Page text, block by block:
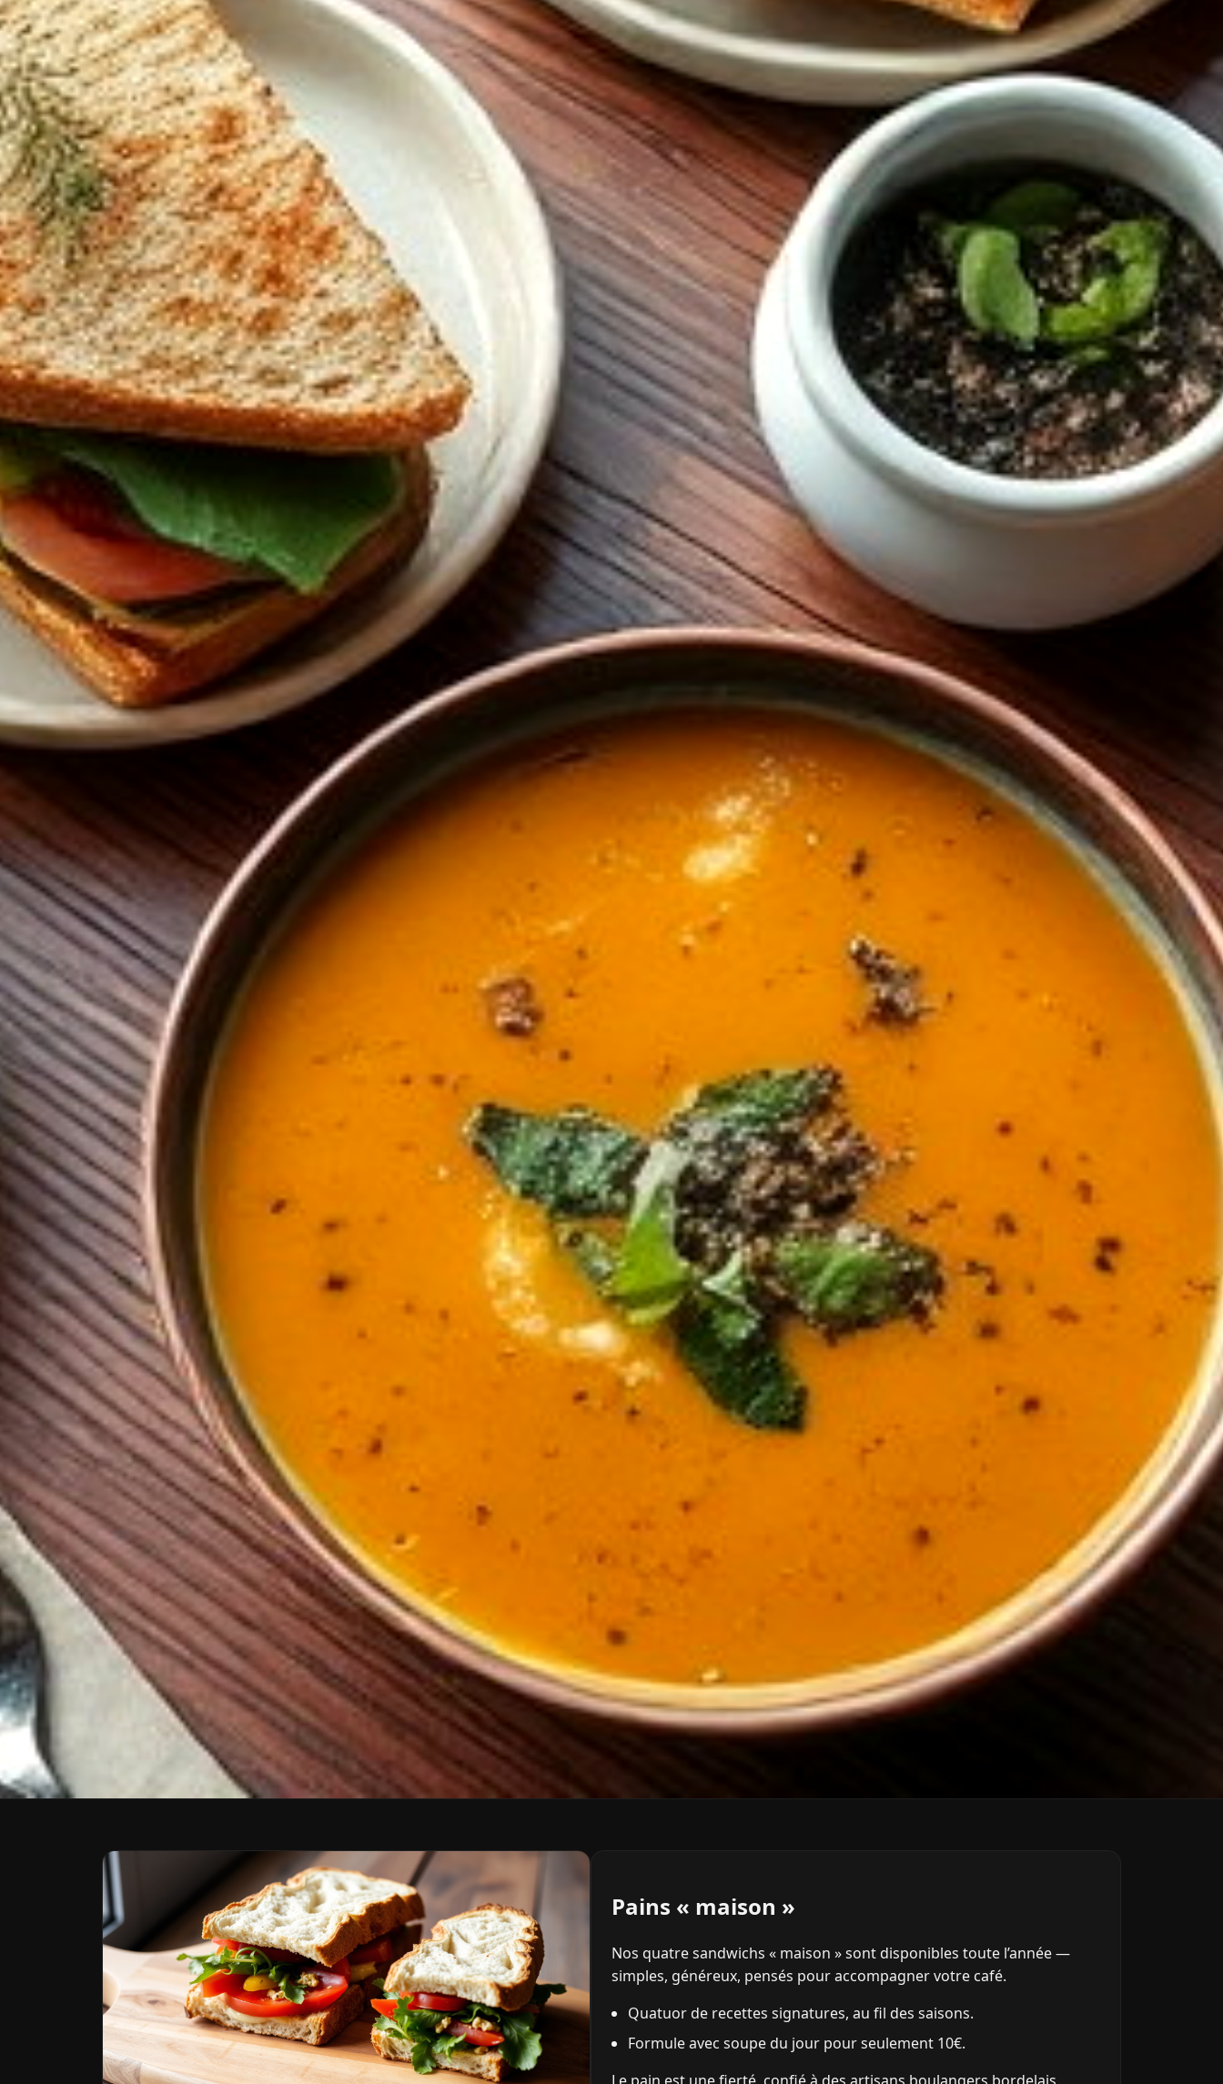
Pains « maison »
Nos quatre sandwichs « maison » sont disponibles toute l’année —
simples, généreux, pensés pour accompagner votre café.
Quatuor de recettes signatures, au fil des saisons.
Formule avec soupe du jour pour seulement 10€.